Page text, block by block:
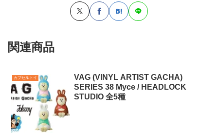
関連商品
カプセルトイ
VAG (VINYL ARTIST GACHA)
SERIES 38 Myce / HEADLOCK
STUDIO 全5種